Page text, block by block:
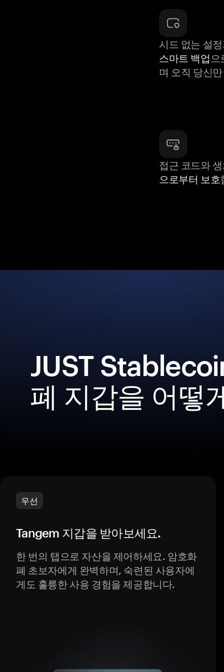
시드 없는 설
스마트 백업 으
며 오직 당신
접근 코드와
으로부터 보호
JUST
폐 지갑을 어떻
우선
Tangem 지갑을 받아보세요.
한 번의 탭으로 자산을 제어하세요. 암호화
폐 초보자에게 완벽하며, 숙련된 사용자에
게도 훌륭한 사용 경험을 제공합니다.